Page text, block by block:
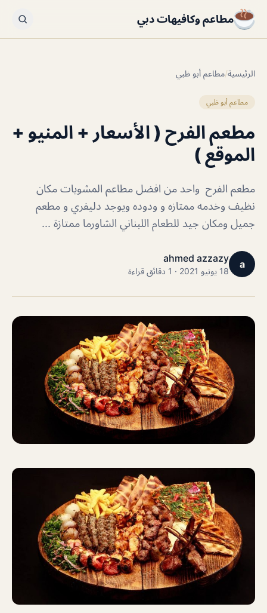
مطاعم وكافيهات دبي
الرئيسية/مطاعم أبو ظبي
مطاعم أبو ظبي
مطعم الفرح ( الأسعار + المنيو +
الموقع )
مطعم الفرح واحد من افضل مطاعم المشويات مكان
نظيف وخدمه ممتازه و ودوده ويوجد دليفري و مطعم
جميل ومكان جيد للطعام اللبناني الشاورما ممتازة ...
a
ahmed azzazy
18 يونيو 2021 · 1 دقائق قراءة